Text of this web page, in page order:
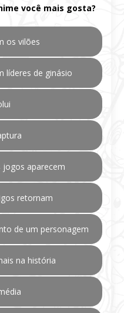
você mais gosta?
os vilões
líderes de ginásio
jogos aparecem
retornam
de um personagem
na história